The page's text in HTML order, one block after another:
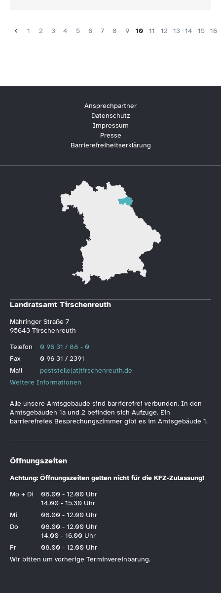
1 2 3 4 5 6 7 8 9 10 11 12 13 14 15 16
Ansprechpartner
Datenschutz
Impressum
Presse
Barrierefreiheitserklärung
Landratsamt Tirschenreuth
Mähringer Straße 7
95643 Tirschenreuth
Telefon
0 96 31 / 88 - 0
Fax
0 96 31 / 2391
Mail
poststelle(at)tirschenreuth.de
Weitere Informationen
Alle unsere Amtsgebäude sind barrierefrei verbunden. In den
Amtsgebäuden 1a und 2 befinden sich Aufzüge. Ein
barrierefreies Besprechungszimmer gibt es im Amtsgebäude 1.
Öffnungszeiten
Achtung: Öffnungszeiten gelten nicht für die KFZ-Zulassung!
Mo + Di
08.00 - 12.00 Uhr
14.00 - 15.30 Uhr
Mi
08.00 - 12.00 Uhr
Do
08.00 - 12.00 Uhr
14.00 - 16.00 Uhr
Fr
08.00 - 12.00 Uhr
Wir bitten um vorherige Terminvereinbarung.